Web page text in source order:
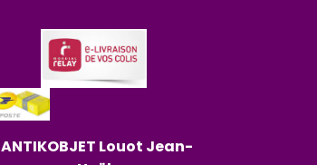
ANTIKOBJET Louot Jean-